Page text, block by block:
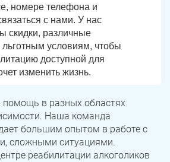
номере телефона и
с нами. У нас
скидки, различные
условиям, чтобы
доступной для
изменить жизнь.
в разных областях
Наша команда
большим опытом в работе с
сложными ситуациями.
реабилитации алкоголиков